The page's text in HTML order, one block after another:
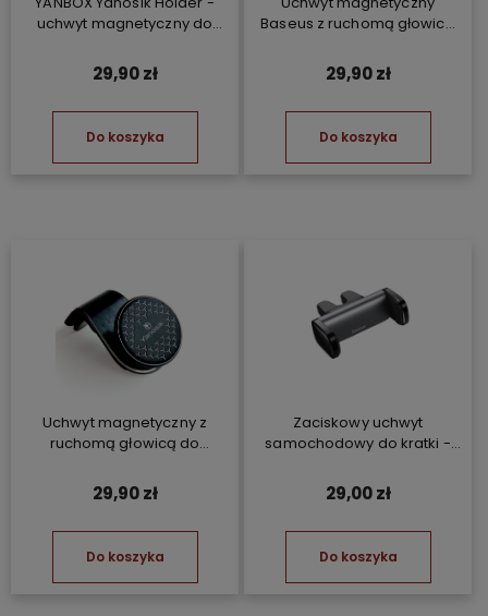
uchwyt magnetyczny do
telefonu
29,90 zł
Do koszyka
Baseus z ruchomą głowicą
29,90 zł
Do koszyka
Uchwyt magnetyczny z
ruchomą głowicą do
telefonu
29,90 zł
Do koszyka
Zaciskowy uchwyt
samochodowy do kratki -
GTM/GT/GTR/RS
29,00 zł
Do koszyka